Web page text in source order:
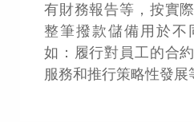
有財務報告等 ， 按實
整筆撥款儲備用於不
如：履行對員工的合
服務和推行策略性發展